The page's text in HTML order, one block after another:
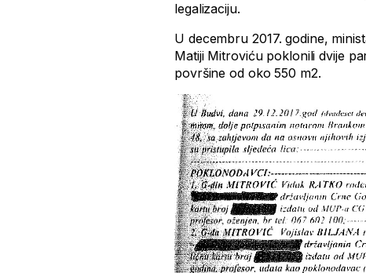
legalizaciju.
U decembru 2017. godine,
Matiji Mitroviću poklonili dvije
površine od oko 550 m2.